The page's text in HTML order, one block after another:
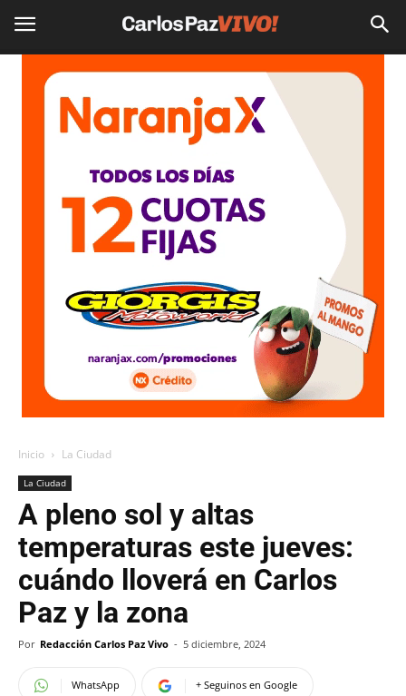
Inicio La Ciudad
La Ciudad
A pleno sol y altas
temperaturas este jueves:
cuándo lloverá en Carlos
Paz y la zona
Por Redacción Carlos Paz Vivo - 5 diciembre, 2024
WhatsApp + Seguinos en Google